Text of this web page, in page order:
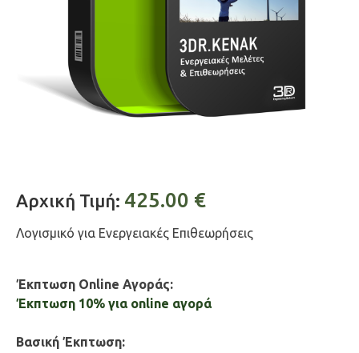
Αρχική Τιμή: 425.00 €
Λογισμικό για Ενεργειακές Επιθεωρήσεις
Έκπτωση Online Αγοράς:
Έκπτωση 10% για online αγορά
Βασική Έκπτωση: